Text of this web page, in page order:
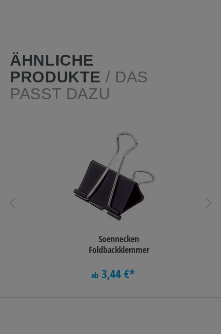
ÄHNLICHE
PRODUKTE / DAS
PASST DAZU
Soennecken
Foldbackklemmer
ab 3,44 €*